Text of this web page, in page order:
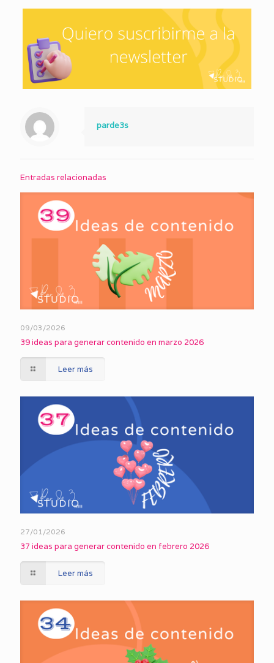
parde3s
Entradas relacionadas
09/03/2026
39 ideas para generar contenido en marzo 2026
Leer más
27/01/2026
37 ideas para generar contenido en febrero 2026
Leer más